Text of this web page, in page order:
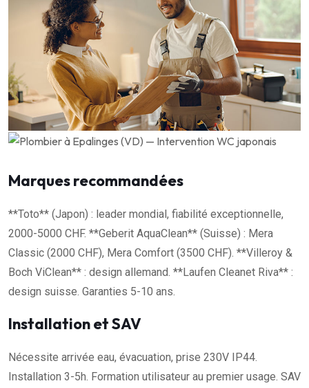
Marques recommandées
**Toto** (Japon) : leader mondial, fiabilité exceptionnelle,
2000-5000 CHF. **Geberit AquaClean** (Suisse) : Mera
Classic (2000 CHF), Mera Comfort (3500 CHF). **Villeroy &
Boch ViClean** : design allemand. **Laufen Cleanet Riva** :
design suisse. Garanties 5-10 ans.
Installation et SAV
Nécessite arrivée eau, évacuation, prise 230V IP44.
Installation 3-5h. Formation utilisateur au premier usage. SAV